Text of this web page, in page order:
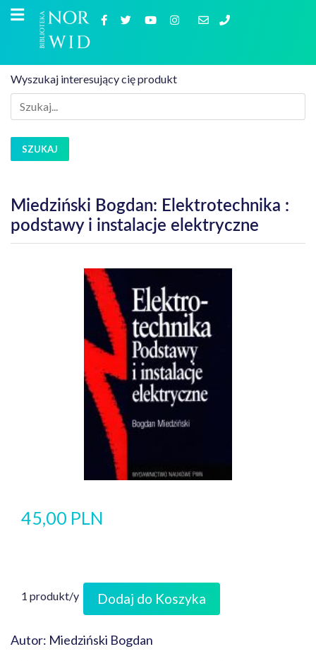
Wyszukaj interesujący cię produkt
SZUKAJ
Miedziński Bogdan: Elektrotechnika :
podstawy i instalacje elektryczne
45,00 PLN
1 produkt/y Dodaj do Koszyka
Autor: Miedziński Bogdan